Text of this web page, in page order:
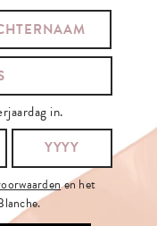
in.
en het